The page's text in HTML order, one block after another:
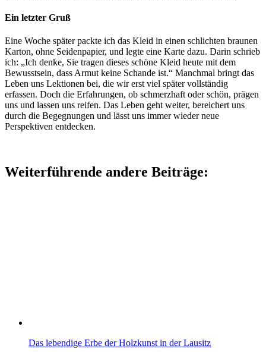
Ein letzter Gruß
Eine Woche später packte ich das Kleid in einen schlichten braunen
Karton, ohne Seidenpapier, und legte eine Karte dazu. Darin schrieb
ich: „Ich denke, Sie tragen dieses schöne Kleid heute mit dem
Bewusstsein, dass Armut keine Schande ist.“ Manchmal bringt das
Leben uns Lektionen bei, die wir erst viel später vollständig
erfassen. Doch die Erfahrungen, ob schmerzhaft oder schön, prägen
uns und lassen uns reifen. Das Leben geht weiter, bereichert uns
durch die Begegnungen und lässt uns immer wieder neue
Perspektiven entdecken.
Weiterführende andere Beiträge:
Das lebendige Erbe der Holzkunst in der Lausitz